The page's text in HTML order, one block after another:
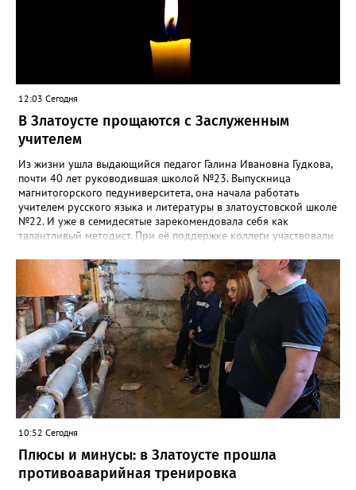
12:03 Сегодня
В Златоусте прощаются с Заслуженным
учителем
Из жизни ушла выдающийся педагог Галина Ивановна Гудкова,
почти 40 лет руководившая школой №23. Выпускница
магнитогорского педуниверситета, она начала работать
учителем русского языка и литературы в златоустовской школе
№22. И уже в семидесятые зарекомендовала себя как
талантливый методист. При её поддержке коллеги участвовали
«Благодаря её мудрому руководству в школе сформировался
сильный педагогический коллектив, объединённый общими
ценностями и любовью к своему делу. Для многих Галина
Ивановна навсегда останется не только талантливым
руководителем, но и настоящим Учителем с большой буквы», -
говорится в сообществе школы №23 во ВКонтакте. Свои
соболезнования семье Галины Ивановны выразил глава
Златоуста Олег Решетников. «Её вклад зафиксирован в
важнейших документах школы, но главное - он остался в
людях: в тех учителях, которых она поддержала, в тех
учениках, которых она вдохновила. Заслуженный учитель РФ,
«Отличник народного просвещения», обладатель медали «За
доблестный труд», Галина Ивановна оставила не только
награды и документы, но и работающий, живой механизм
школы, который продолжает жить её принципами», - говорится
в некрологе.
10:52 Сегодня
Плюсы и минусы: в Златоусте прошла
противоаварийная тренировка